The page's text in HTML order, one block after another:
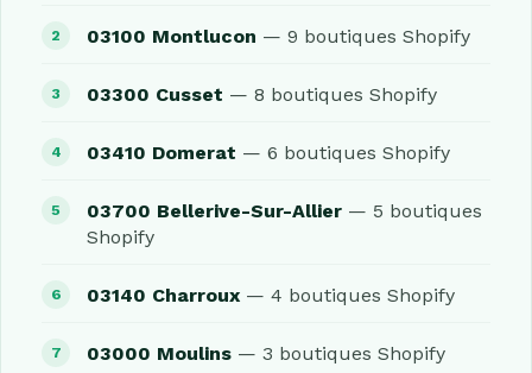
03100 Montlucon — 9 boutiques Shopify
03300 Cusset — 8 boutiques Shopify
03410 Domerat — 6 boutiques Shopify
03700 Bellerive-Sur-Allier — 5 boutiques
Shopify
03140 Charroux — 4 boutiques Shopify
03000 Moulins — 3 boutiques Shopify